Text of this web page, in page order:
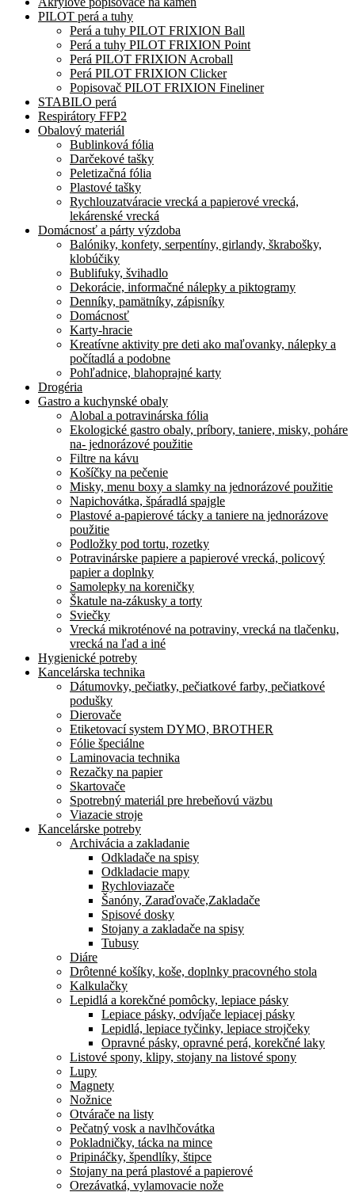
PILOT perá a tuhy
Perá a tuhy PILOT FRIXION Ball
Perá a tuhy PILOT FRIXION Point
Perá PILOT FRIXION Acroball
Perá PILOT FRIXION Clicker
Popisovač PILOT FRIXION Fineliner
STABILO perá
Respirátory FFP2
Obalový materiál
Bublinková fólia
Darčekové tašky
Peletizačná fólia
Plastové tašky
Rychlouzatváracie vrecká a papierové vrecká,
lekárenské vrecká
Domácnosť a párty výzdoba
Balóniky, konfety, serpentíny, girlandy, škrabošky,
klobúčiky
Bublifuky, švihadlo
Dekorácie, informačné nálepky a piktogramy
Denníky, pamätníky, zápisníky
Domácnosť
Karty-hracie
Kreatívne aktivity pre deti ako maľovanky, nálepky a
počítadlá a podobne
Pohľadnice, blahoprajné karty
Drogéria
Gastro a kuchynské obaly
Alobal a potravinárska fólia
Ekologické gastro obaly, príbory, taniere, misky, poháre
na- jednorázové použitie
Filtre na kávu
Košíčky na pečenie
Misky, menu boxy a slamky na jednorázové použitie
Napichovátka, špáradlá spajgle
Plastové a-papierové tácky a taniere na jednorázove
použitie
Podložky pod tortu, rozetky
Potravinárske papiere a papierové vrecká, policový
papier a doplnky
Samolepky na koreničky
Škatule na-zákusky a torty
Sviečky
Vrecká mikroténové na potraviny, vrecká na tlačenku,
vrecká na ľad a iné
Hygienické potreby
Kancelárska technika
Dátumovky, pečiatky, pečiatkové farby, pečiatkové
podušky
Dierovače
Etiketovací system DYMO, BROTHER
Fólie špeciálne
Laminovacia technika
Rezačky na papier
Skartovače
Spotrebný materiál pre hrebeňovú väzbu
Viazacie stroje
Kancelárske potreby
Archivácia a zakladanie
Odkladače na spisy
Odkladacie mapy
Rychloviazače
Šanóny, Zaraďovače,Zakladače
Spisové dosky
Stojany a zakladače na spisy
Tubusy
Diáre
Drôtenné košíky, koše, doplnky pracovného stola
Kalkulačky
Lepidlá a korekčné pomôcky, lepiace pásky
Lepiace pásky, odvíjače lepiacej pásky
Lepidlá, lepiace tyčinky, lepiace strojčeky
Opravné pásky, opravné perá, korekčné laky
Listové spony, klipy, stojany na listové spony
Lupy
Magnety
Nožnice
Otvárače na listy
Pečatný vosk a navlhčovátka
Pokladničky, tácka na mince
Pripináčky, špendlíky, štipce
Stojany na perá plastové a papierové
Orezávatká, vylamovacie nože